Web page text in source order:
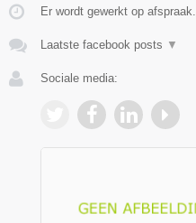
Er wordt gewerkt op afspraak.
Laatste facebook posts ▼
Sociale media: